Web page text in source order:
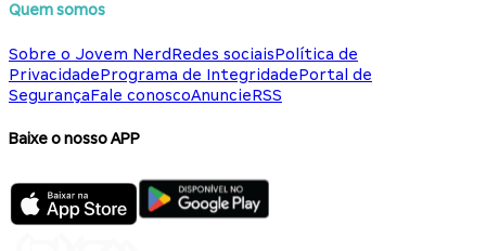
Quem somos
Sobre o Jovem NerdRedes sociaisPolítica de
PrivacidadePrograma de IntegridadePortal de
SegurançaFale conoscoAnuncieRSS
Baixe o nosso APP